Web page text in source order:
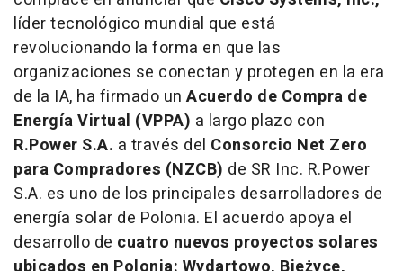
líder tecnológico mundial que está
revolucionando la forma en que las
organizaciones se conectan y protegen en la era
de la IA, ha firmado un Acuerdo de Compra de
Energía Virtual (VPPA) a largo plazo con
R.Power S.A. a través del Consorcio Net Zero
para Compradores (NZCB) de SR Inc. R.Power
S.A. es uno de los principales desarrolladores de
energía solar de Polonia. El acuerdo apoya el
desarrollo de cuatro nuevos proyectos solares